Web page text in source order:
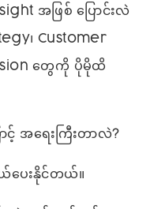
အဖြစ် ပြောင်းလဲ
၊ Customer
တွေကို ပိုမိုထိ
င့် အရေးကြီးတာလဲ?
ပေးနိုင်တယ်။